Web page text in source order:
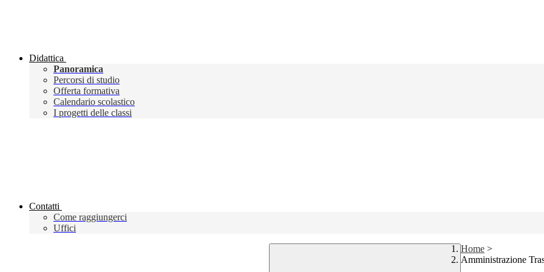
Didattica
Panoramica
Percorsi di studio
Offerta formativa
Calendario scolastico
I progetti delle classi
Contatti
Come raggiungerci
Uffici
Home >
Amministrazione